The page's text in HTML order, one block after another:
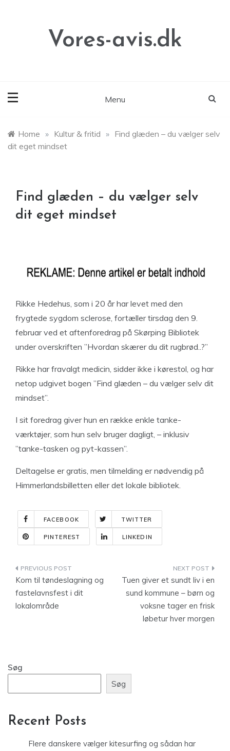
Vores-avis.dk
Menu
Home » Kultur & fritid » Find glæden – du vælger selv
dit eget mindset
Find glæden – du vælger selv
dit eget mindset
Rikke Hedehus, som i 20 år har levet med den
frygtede sygdom sclerose, fortæller tirsdag den 9.
februar ved et aftenforedrag på Skørping Bibliotek
under overskriften ”Hvordan skærer du dit rugbrød..?”
Rikke har fravalgt medicin, sidder ikke i kørestol, og har
netop udgivet bogen ”Find glæden – du vælger selv dit
mindset”.
I sit foredrag giver hun en række enkle tanke-
værktøjer, som hun selv bruger dagligt, – inklusiv
”tanke-tasken og pyt-kassen”.
Deltagelse er gratis, men tilmelding er nødvendig på
Himmerlandsbilletten eller det lokale bibliotek.
FACEBOOK TWITTER
PINTEREST LINKEDIN
Indlægsnavigation
Kom til tøndeslagning og
fastelavnsfest i dit
lokalområde
Tuen giver et sundt liv i en
sund kommune – børn og
voksne tager en frisk
løbetur hver morgen
Søg
Søg
Recent Posts
Flere danskere vælger kitesurfing og sådan har